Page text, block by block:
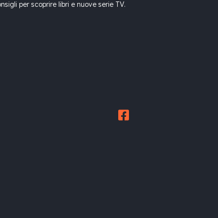
per scoprire libri e nuove serie TV.